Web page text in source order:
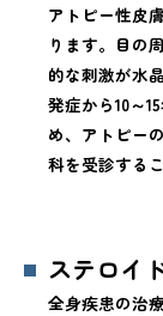
アトピー性皮
ります。目の
的な刺激が水
発症から10～
め、アトピー
科を受診する
ステロイ
全身疾患の治